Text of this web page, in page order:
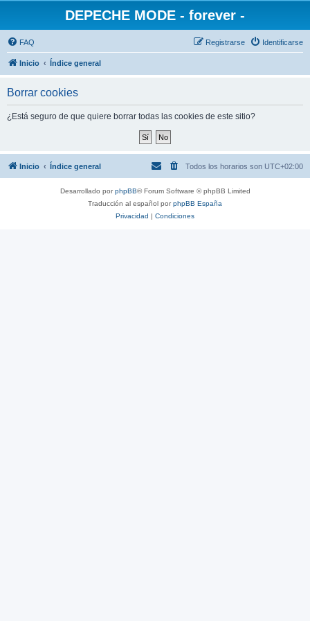
DEPECHE MODE - forever -
FAQ Identificarse
Registrarse
Inicio Índice general
Borrar cookies
¿Está seguro de que quiere borrar todas las cookies de este sitio?
Inicio Índice general Todos los horarios son UTC+02:00
Desarrollado porphpBB® Forum Software © phpBB Limited
Traducción al español porphpBB España
Privacidad | Condiciones